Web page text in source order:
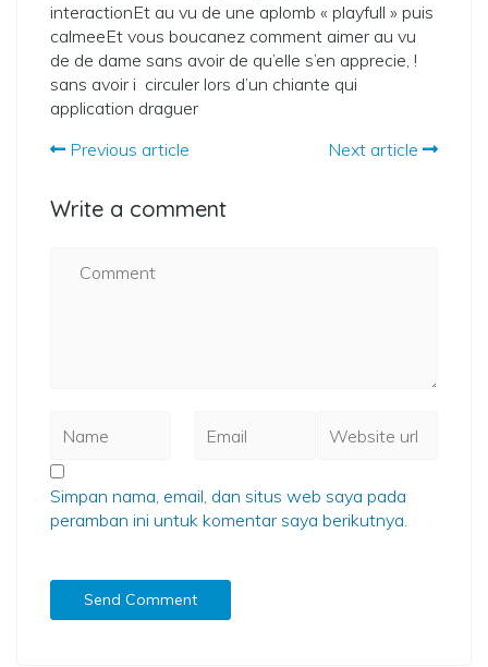
interactionEt au vu de une aplomb « playfull » puis
calmeeEt vous boucanez comment aimer au vu
de de dame sans avoir de qu’elle s’en apprecie, !
sans avoir i circuler lors d’un chiante qui
application draguer
Previous article
Next article
Write a comment
Simpan nama, email, dan situs web saya pada
peramban ini untuk komentar saya berikutnya.